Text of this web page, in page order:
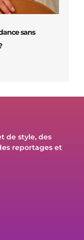
sans
de style, des
reportages et